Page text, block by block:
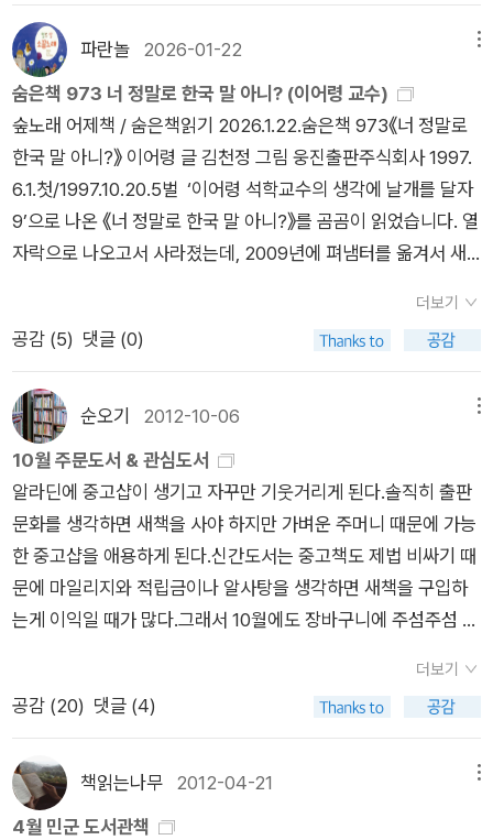
'아지'는 어미에서 갈라져 나온 '가지'라는 말과 같은 칼로 'ㄱ'이
떨어진 것이고, '아기'라는 말도 '아지'에서 나온 말이다. 네 번째
마당, 소리가 살아 있는 우리말. 한국말은 소리로 감정이나 모양
을 잘 나타낼 수 있다. 그래서 한국인은 머리로 생각하고 따지기
보다는 소리나 감각 같은 느낌에 기대는 경우가 많다. 그래서 인
정이 많고 감수성이 예민하다고 한다. 그래서 외국어에선 한가지
로 표현하는 것이 우리 말엔 엄청나게 세분화되었구나. 다섯 번
째 마당, 토씨 하나가 세상을 바꾼다. 우리말과 서양말의 가장 큰
바꾸면 뜻이 완전히 달라진다. '아' 다르고 '어' 다른 우리말은
'나'를 붙이면 만사가 시들해지는 것도 '도'를 바꾸면 희망과 기쁨
이 솟구치는 말이 된다.^^ '잠이나 잘 자야지 ==> 잠도 잘 자야
지' '여행이나 가야지 ==> 여행도 가야지' '공부나 해야지 ==> 공
부도 해야지' '밥이나 먹자 ==> 밥도 먹자' 여섯 번째 마당, 널리
사람을 섬기는 말.한국말에는 우리는 모두 같은 '사람'이니까 어
떤 경우에도 함부로 대접받아서는 안 된다는 생각이 뿌리 깊이 배
어 있다고 한다. 영어의 '헬프 미'는 위급한 상황에서도 '나'라는
존재를 잊지 않는다. 일본어 '다스케데 구레'는 그냥 '살려주세
요'라는 말로 '누구'를 살리는 것인지가 빠졌단다. 하지만 우리말
의 '사람 살려'는 살려야 할 존재가 '나'라는 개인이 아닌 일반적인
'사람'을 뜻하는 것으로 사람 모두를 소중히 생각하는 표현이다.
역시 홍익인간의 후예답다.^^ 일곱 번째 마당, 자연과 시간의 순
맛이 나는 것처럼, 사람도 시간이 흘러 배우고 익힌 것들이 자기
몸안으로 들어오고 비로소 철이 들어야 진정 사람이 되는 것이
다. 여덟 번째 마당, 사람의 마음을 움직이는 말. 무엇을 따지다
많이 실어야 한다는 듯 여기고, 이렇게 “안 쓰는 중국말과 일본말
과 옛 한자말을 잔뜩 싣느라, 정작 우리말은 얼마 안 되는 듯” 엉
터리 값(통계)을 내놓기 일쑤입니다. 지난 2018년 무렵에 ‘요
지’를 놓고서 글을 몇 꼭지 추슬렀습니다. 2026년에 다시금 품을
들여서 다시 추스릅니다. 하나하나 짚고 보니, ‘요지’를 얼추 온(1
00)이 넘는 여러 우리말로 가다듬을 만합니다. 그만큼 잘못 쓰거
나 엉뚱하게 쓰는 자리가 늘어났다고 여길 수 있고, 우리 스스로
여러모로 알맞게 말빛을 살리는 길이 있어도 못 본다고 여길 만합
니다. 지난 열흘에 걸쳐서 다시금 머리를 싸맨 끝에 일거리 하나
를 끝맺습니다만, 이 일거리는 어느 누구도 시킨 적이 없습니다.
열흘쯤 앞서 ‘상태’라는 일본스런 한자말을 놓고서 온 가지가 넘
테 “‘상태’라는 낱말 좀 제발 우리말로 풀어내 주십시오.” 하고 여
쭌 적이 없습니다. 그저 저 혼자서 이 일본스런 말씨가 아니어도
먼먼 옛날부터 서로 두런두런 나누었을 말씨를 헤아렸고, 이제부
터 앞으로 아이들이 물려받으면서 즐겁게 나눌 말결을 살필 뿐입
니다. 제가 쓰는 글은 다 누리집에 올리지는 않으나, 몇 곳에는
꼬박꼬박 올립니다. 네이버 누리집 두 곳하고, 누리책집 알라딘
글터에 올려요. 이렇게 올리는 글은 머잖아 ‘꾸밈머리(AI)’가 슬
그머니 알아채서 그네들 먹이로 삼을 테지요. 우리가 뜻깊에 글을
이건 네이버이건 숱한 꾸밈머리는 우리가 지은 글살림을 먹이로
삼습니다. 그네들이 몫 하나 나누지 않고서 우리 글살림을 먹이
늘 하루를 사랑하는 숨결을 말씨와 글씨에 담으면서, 오늘 자라나
는 아이뿐 아니라 앞으로 태어날 아이를 헤아려서 말씨앗과 글씨
파란놀 2026-01-22
숨은책 973 너 정말로 한국 말 아니? (이어령 교수)
숲노래 어제책 / 숨은책읽기 2026.1.22.숨은책 973《너 정말로
한국 말 아니?》 이어령 글 김천정 그림 웅진출판주식회사 1997.
6.1.첫/1997.10.20.5벌 ‘이어령 석학교수의 생각에 날개를 달자
9’으로 나온 《너 정말로 한국 말 아니?》를 곰곰이 읽었습니다. 열
자락으로 나오고서 사라졌는데, 2009년에 펴냄터를 옮겨서 새
름은 ‘한국어·한국말·국어’로 뒤죽박죽입니다. ‘우리글’이 ‘한
글’인데, 왜 진작부터 ‘한말’이라 이르지 못하거나 않을까요? 떠
난 분은 끝까지 ‘교수님(석좌교수)’ 같은 이름을 안 놓으려고 했
습니다. ‘의사·검사·변호사’마냥 ‘-사’를 붙이려 하고, 이에 따라
‘간호원·운전수’를 ‘간호사·운전사’로 바꾸었습니다. 여러모로 보
면 우리한테 우리말이 없다면 우리말을 낮추거나 얕볼 수 있다지
만, 숱한 고비와 가시밭과 사슬을 거쳤는데 오히려 우리말을 얕보
거나 낮춥니다. ‘논밭꾼(농사꾼)’처럼 ‘-꾼’은 낮춤말로 여겨서
‘일꾼·노래꾼’이라 이르면 하찮게 본다며 싫어합니다. 그러면 논
밭일꾼은 ‘農師’여야 할까요? ‘논밭꾼·논밭지기·논밭님’처럼 우
리말씨로 바라보면서 모든 ‘-사(師)’하고 ‘-가(家)’를 내려놓을
만할까요? 겉이름을 내려놓아야 속살림을 들여다봅니다. 속살림
을 헤아려야 말빛을 읽습니다. 말빛을 읽어야 마음밭을 일구고 마
다. 《풀꽃나무 들숲노래 동시 따라쓰기》, 《새로 쓰는 말밑 꾸러미
사전》, 《미래세대를 위한 우리말과 문해력》, 《들꽃내음 따라 걷
다가 작은책집을 보았습니다》, 《우리말꽃》, 《쉬운 말이 평화》,
더보기
공감 (5) 댓글 (0)
순오기 2012-10-06
10월 주문도서 & 관심도서
알라딘에 중고샵이 생기고 자꾸만 기웃거리게 된다.솔직히 출판
문화를 생각하면 새책을 사야 하지만 가벼운 주머니 때문에 가능
한 중고샵을 애용하게 된다.신간도서는 중고책도 제법 비싸기 때
문에 마일리지와 적립금이나 알사탕을 생각하면 새책을 구입하
는게 이익일 때가 많다.그래서 10월에도 장바구니에 주섬주섬 담
장바구니에 찜했다. 고전탐닉을 재미있게 읽었고, 이달의 리뷰로
선정된 좋은 기억과 애정하는 마음산책 책이니까!^^'한때 나는 공
주였다' 로 시작한 고전탐닉 리뷰=> http://blog.aladin.co.kr/71
4960143/4880545 삶의 길을 안내하는 동서양 고전 60권을
담은 『고전 탐닉 2』는 문학과 철학은 물론 사회, 과학, 경제에 이
더보기
공감 (20) 댓글 (4)
책읽는나무 2012-04-21
4월 민군 도서관책